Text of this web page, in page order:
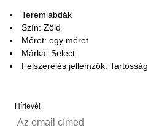
Teremlabdák
Szín: Zöld
Méret: egy méret
Márka: Select
Felszerelés jellemzők: Tartósság
Hírlevél